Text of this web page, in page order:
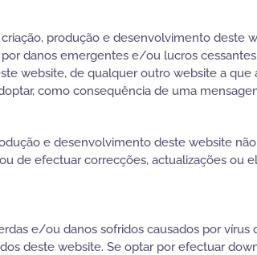
produção e desenvolvimento deste
danos emergentes e/ou lucros
website, de qualquer outro website a
como consequência de uma
e desenvolvimento deste website
de efectuar correcções, actualizações ou
e/ou danos sofridos causados por
deste website. Se optar por efectuar